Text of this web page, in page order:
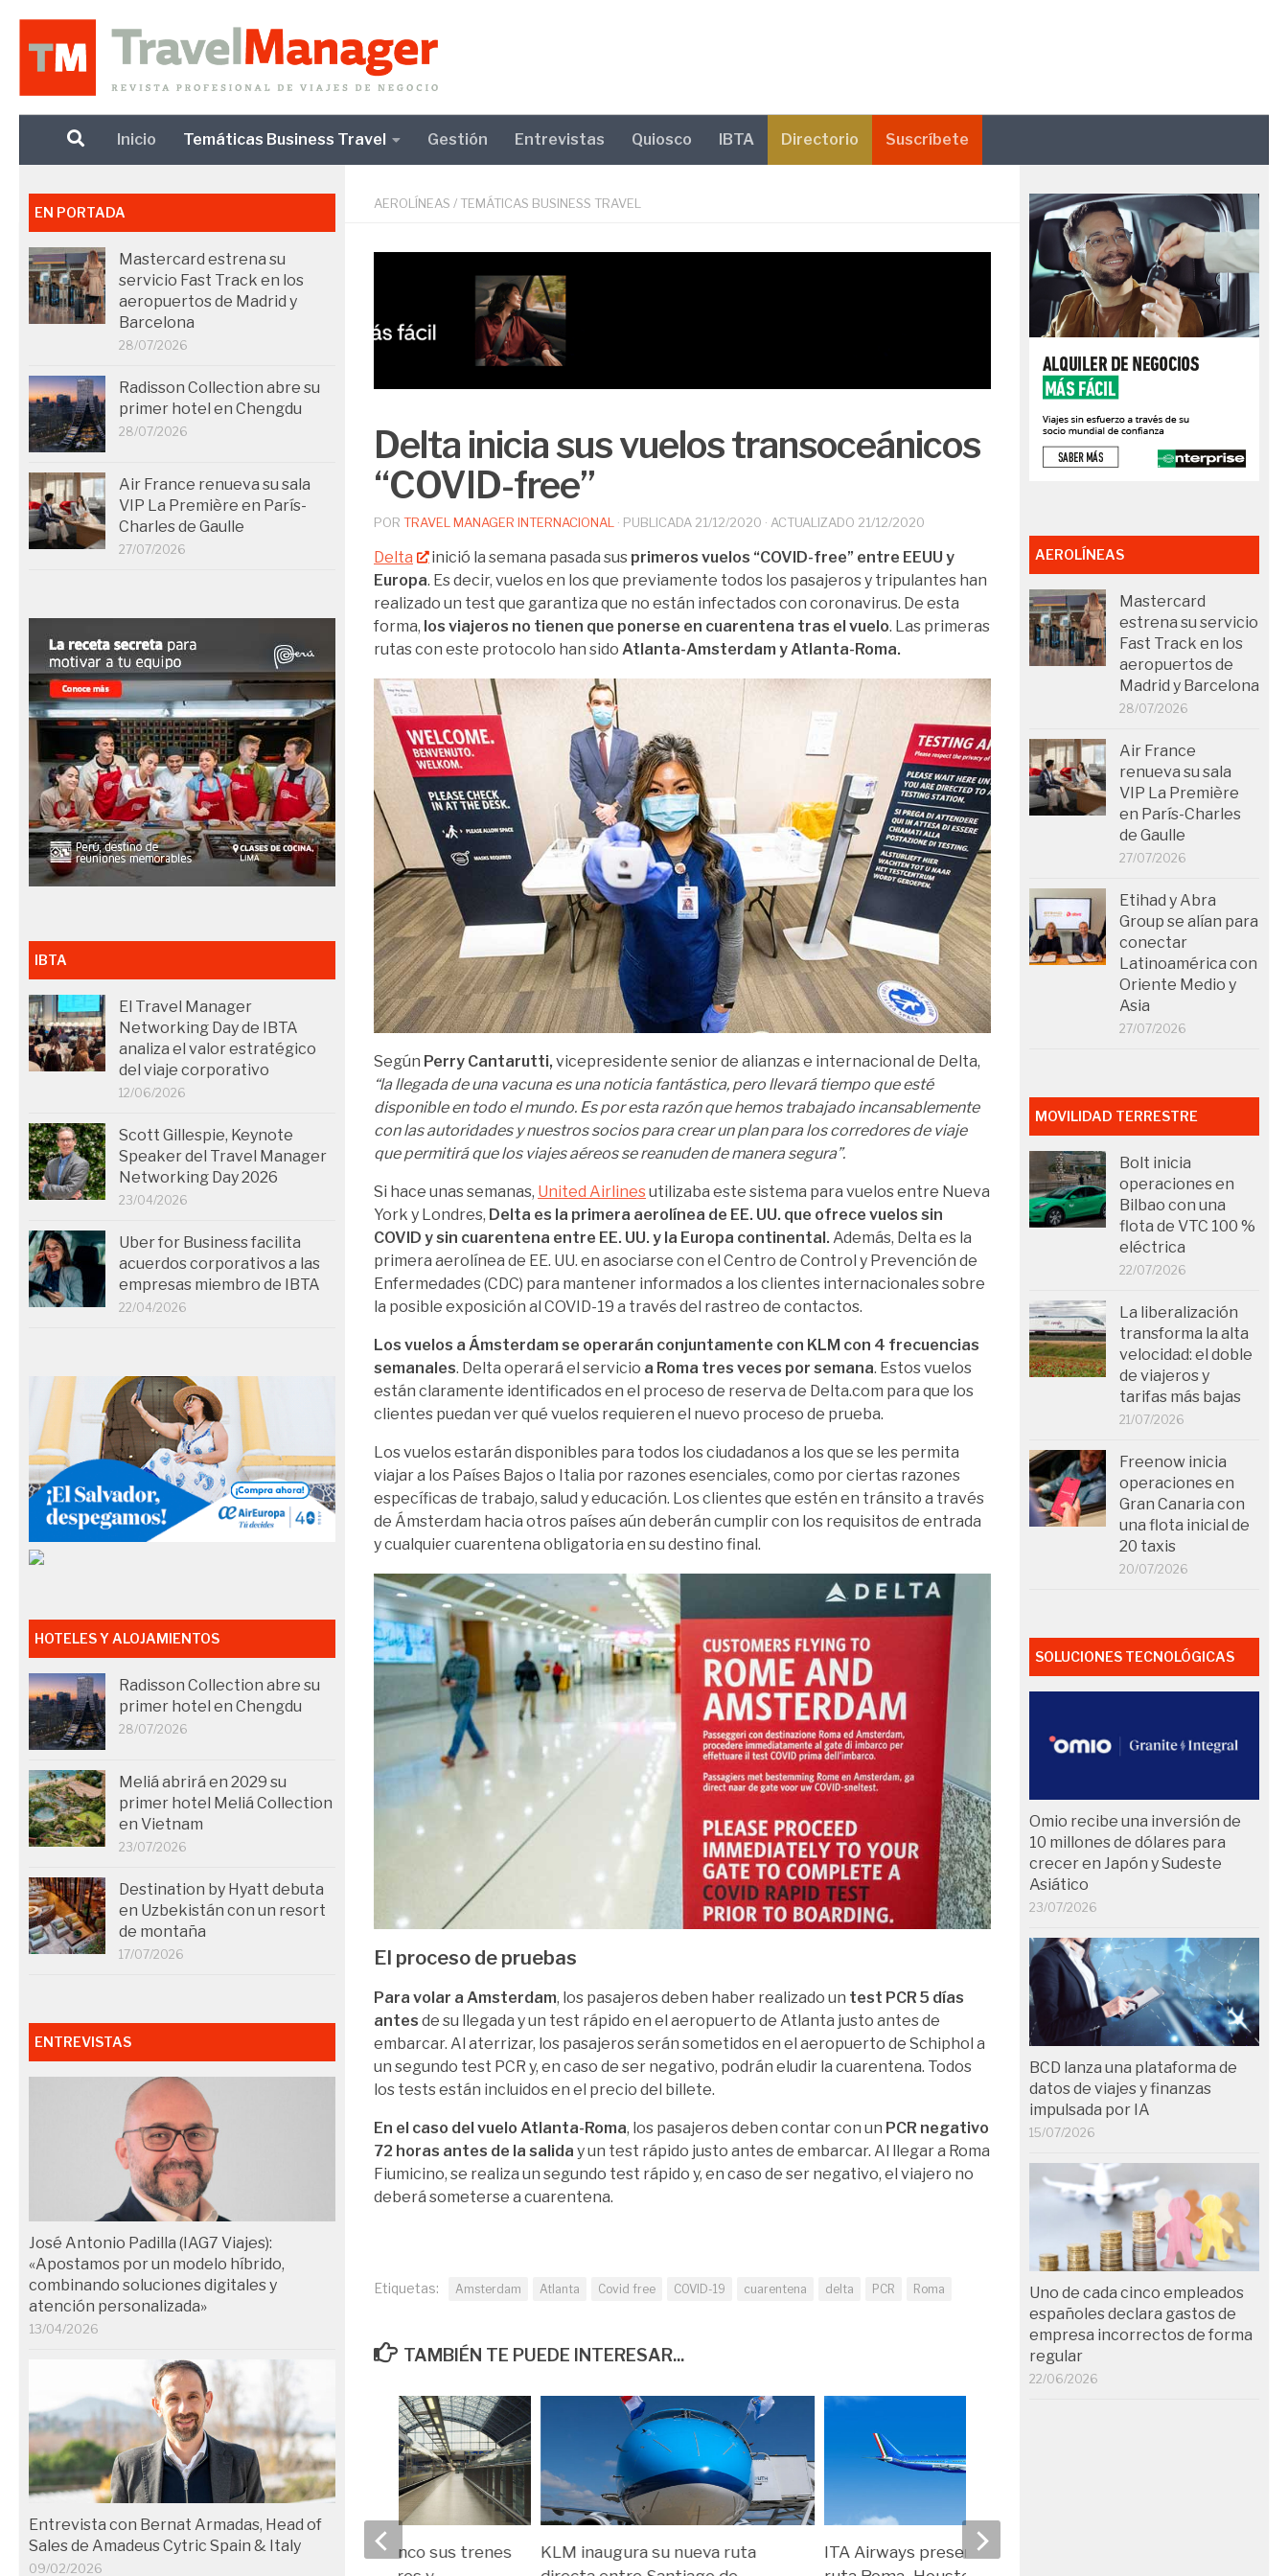
Debajo del contenido
Inicio Temáticas Business Travel Gestión Entrevistas Quiosco IBTA Directorio Suscríbete
AEROLÍNEAS / TEMÁTICAS BUSINESS TRAVEL
Delta inicia sus vuelos transoceánicos
“COVID-free”
POR TRAVEL MANAGER INTERNACIONAL · PUBLICADA 21/12/2020 · ACTUALIZADO 21/12/2020
Delta inició la semana pasada sus primeros vuelos “COVID-free” entre EEUU y
Europa. Es decir, vuelos en los que previamente todos los pasajeros y tripulantes han
realizado un test que garantiza que no están infectados con coronavirus. De esta
forma, los viajeros no tienen que ponerse en cuarentena tras el vuelo. Las primeras
rutas con este protocolo han sido Atlanta-Amsterdam y Atlanta-Roma.
Según Perry Cantarutti, vicepresidente senior de alianzas e internacional de Delta,
“la llegada de una vacuna es una noticia fantástica, pero llevará tiempo que esté
disponible en todo el mundo. Es por esta razón que hemos trabajado incansablemente
con las autoridades y nuestros socios para crear un plan para los corredores de viaje
que permitirá que los viajes aéreos se reanuden de manera segura”.
Si hace unas semanas, United Airlinesutilizaba este sistema para vuelos entre Nueva
York y Londres, Delta es la primera aerolínea de EE. UU. que ofrece vuelos sin
COVID y sin cuarentena entre EE. UU. y la Europa continental. Además, Delta es la
primera aerolínea de EE. UU. en asociarse con el Centro de Control y Prevención de
Enfermedades (CDC) para mantener informados a los clientes internacionales sobre
la posible exposición al COVID-19 a través del rastreo de contactos.
Los vuelos a Ámsterdam se operarán conjuntamente con KLM con 4 frecuencias
semanales. Delta operará el servicio a Roma tres veces por semana. Estos vuelos
están claramente identificados en el proceso de reserva de Delta.com para que los
clientes puedan ver qué vuelos requieren el nuevo proceso de prueba.
Los vuelos estarán disponibles para todos los ciudadanos a los que se les permita
viajar a los Países Bajos o Italia por razones esenciales, como por ciertas razones
específicas de trabajo, salud y educación. Los clientes que estén en tránsito a través
de Ámsterdam hacia otros países aún deberán cumplir con los requisitos de entrada
y cualquier cuarentena obligatoria en su destino final.
El proceso de pruebas
Para volar a Amsterdam, los pasajeros deben haber realizado un test PCR 5 días
antes de su llegada y un test rápido en el aeropuerto de Atlanta justo antes de
embarcar. Al aterrizar, los pasajeros serán sometidos en el aeropuerto de Schiphol a
un segundo test PCR y, en caso de ser negativo, podrán eludir la cuarentena. Todos
los tests están incluidos en el precio del billete.
En el caso del vuelo Atlanta-Roma, los pasajeros deben contar con un PCR negativo
72 horas antes de la salida y un test rápido justo antes de embarcar. Al llegar a Roma
Fiumicino, se realiza un segundo test rápido y, en caso de ser negativo, el viajero no
deberá someterse a cuarentena.
Etiquetas: Amsterdam Atlanta Covid free COVID-19 cuarentena delta PCR Roma
TAMBIÉN TE PUEDE INTERESAR...
KLM inaugura su nueva ruta
ITA Airways presenta su nueva
Eurostar eleva a cinco sus trenes
EN PORTADA
Mastercard estrena su
servicio Fast Track en los
aeropuertos de Madrid y
Barcelona
28/07/2026
Radisson Collection abre su
primer hotel en Chengdu
28/07/2026
Air France renueva su sala
VIP La Première en París-
Charles de Gaulle
27/07/2026
IBTA
El Travel Manager
Networking Day de IBTA
analiza el valor estratégico
del viaje corporativo
12/06/2026
Scott Gillespie, Keynote
Speaker del Travel Manager
Networking Day 2026
23/04/2026
Uber for Business facilita
acuerdos corporativos a las
empresas miembro de IBTA
22/04/2026
HOTELES Y ALOJAMIENTOS
Radisson Collection abre su
primer hotel en Chengdu
28/07/2026
Meliá abrirá en 2029 su
primer hotel Meliá Collection
en Vietnam
23/07/2026
Destination by Hyatt debuta
en Uzbekistán con un resort
de montaña
17/07/2026
ENTREVISTAS
José Antonio Padilla (IAG7 Viajes):
«Apostamos por un modelo híbrido,
combinando soluciones digitales y
atención personalizada»
13/04/2026
Entrevista con Bernat Armadas, Head of
Sales de Amadeus Cytric Spain & Italy
09/02/2026
AEROLÍNEAS
Mastercard
estrena su servicio
Fast Track en los
aeropuertos de
Madrid y Barcelona
28/07/2026
Air France
renueva su sala
VIP La Première
en París-Charles
de Gaulle
27/07/2026
Etihad y Abra
Group se alían para
conectar
Latinoamérica con
Oriente Medio y
Asia
27/07/2026
MOVILIDAD TERRESTRE
Bolt inicia
operaciones en
Bilbao con una
flota de VTC 100 %
eléctrica
22/07/2026
La liberalización
transforma la alta
velocidad: el doble
de viajeros y
tarifas más bajas
21/07/2026
Freenow inicia
operaciones en
Gran Canaria con
una flota inicial de
20 taxis
20/07/2026
SOLUCIONES TECNOLÓGICAS
Omio recibe una inversión de
10 millones de dólares para
crecer en Japón y Sudeste
Asiático
23/07/2026
BCD lanza una plataforma de
datos de viajes y finanzas
impulsada por IA
15/07/2026
Uno de cada cinco empleados
españoles declara gastos de
empresa incorrectos de forma
regular
22/06/2026